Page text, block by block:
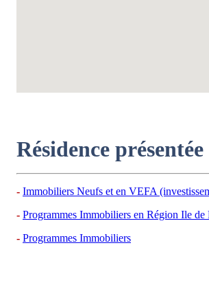
Résidence
Immobiliers Neufs et en VEFA
Programmes Immobiliers en Région Ile de
Programmes Immobiliers